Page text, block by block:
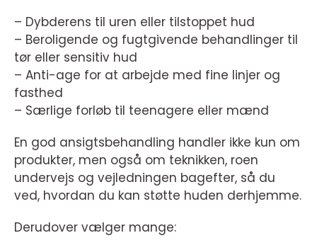
– Dybderens til uren eller tilstoppet hud
– Beroligende og fugtgivende behandlinger til
tør eller sensitiv hud
– Anti-age for at arbejde med fine linjer og
fasthed
– Særlige forløb til teenagere eller mænd
En god ansigtsbehandling handler ikke kun om
produkter, men også om teknikken, roen
undervejs og vejledningen bagefter, så du
ved, hvordan du kan støtte huden derhjemme.
Derudover vælger mange: